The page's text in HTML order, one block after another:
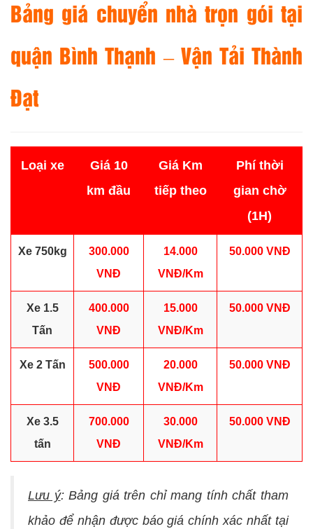
Bảng giá chuyển nhà trọn gói tại
quận Bình Thạnh – Vận Tải Thành
Đạt
Loại xe
Giá 10
km đầu
Giá Km
tiếp theo
Phí thời
gian chờ
(1H)
Xe 750kg
300.000
VNĐ
14.000
VNĐ/Km
50.000 VNĐ
Xe 1.5
Tấn
400.000
VNĐ
15.000
VNĐ/Km
50.000 VNĐ
Xe 2 Tấn
500.000
VNĐ
20.000
VNĐ/Km
50.000 VNĐ
Xe 3.5
tấn
700.000
VNĐ
30.000
VNĐ/Km
50.000 VNĐ
Lưu ý: Bảng giá trên chỉ mang tính chất tham
khảo để nhận được báo giá chính xác nhất tại